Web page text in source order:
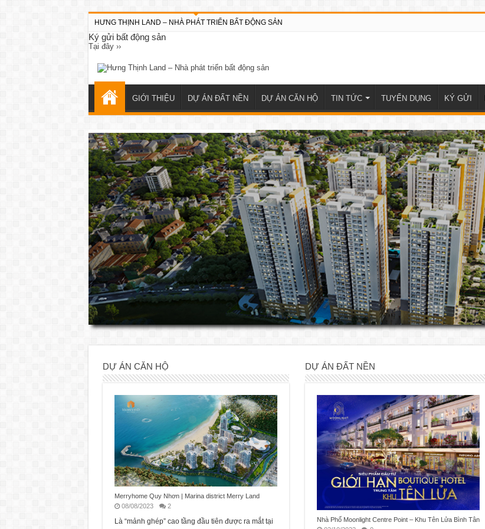
HƯNG THỊNH LAND – NHÀ PHÁT TRIỂN BẤT ĐỘNG SẢN
Ký gửi bất động sản
Tại đây ››
GIỚI THIỆU DỰ ÁN ĐẤT NỀN DỰ ÁN CĂN HỘ TIN TỨC TUYỂN DỤNG KÝ GỬI
DỰ ÁN CĂN HỘ
Merryhome Quy Nhơn | Marina district Merry Land
08/08/2023
2
Là “mảnh ghép” cao tầng đầu tiên được ra mắt tại
DỰ ÁN ĐẤT NỀN
Nhà Phố Moonlight Centre Point – Khu Tên Lửa Bình Tân